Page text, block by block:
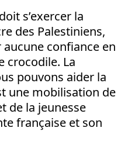
s’exercer la
des Palestiniens,
confiance en
crocodile. La
pouvons aider la
une mobilisation de
de la jeunesse
française et son